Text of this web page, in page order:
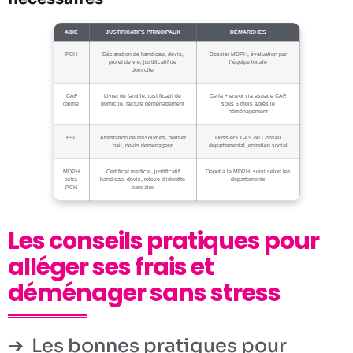
AIDE JUSTIFICATIFS PRINCIPAUX DÉMARCHES
PCH
Déclaration de handicap, devis,
projet de vie, justificatif de
domicile
Dossier MDPH, évaluation par
l’équipe locale
CAF
(prime)
Livret de famille, justificatif de
domicile, facture déménagement
Cerfa + envoi via espace CAF,
sous 6 mois après le
déménagement
FSL
Attestation de ressources, dernier
bail, devis déménageur
Dossier CCAS ou Conseil
départemental, entretien social
MDPH
extra-
PCH
Certificat médical, justificatif
handicap, devis, relevé d’identité
bancaire
Dépôt à la MDPH, suivi selon les
départements
Les conseils pratiques pour
alléger ses frais et
déménager sans stress
Les bonnes pratiques pour